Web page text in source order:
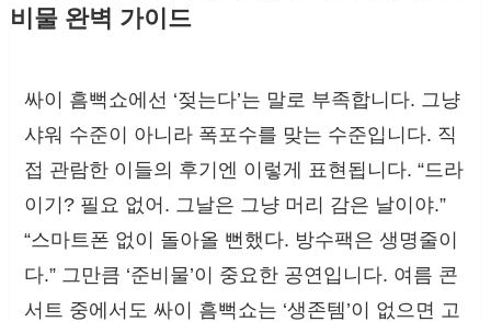
비물 완벽 가이드
싸이 흠뻑쇼에선 ‘젖는다’는 말로 부족합니다. 그냥
샤워 수준이 아니라 폭포수를 맞는 수준입니다. 직
접 관람한 이들의 후기엔 이렇게 표현됩니다. “드라
이기? 필요 없어. 그날은 그냥 머리 감은 날이야.”
“스마트폰 없이 돌아올 뻔했다. 방수팩은 생명줄이
다.” 그만큼 ‘준비물’이 중요한 공연입니다. 여름 콘
서트 중에서도 싸이 흠뻑쇼는 ‘생존템’이 없으면 고